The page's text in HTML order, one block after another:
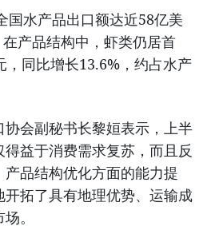
国水产品出口额达近58亿美
产品结构中，虾类仍居首
，同比增长13.6%，约占水产
会副秘书长黎姮表示，上半
益于消费需求复苏，而且反
品结构优化方面的能力提
拓了具有地理优势、运输成
。